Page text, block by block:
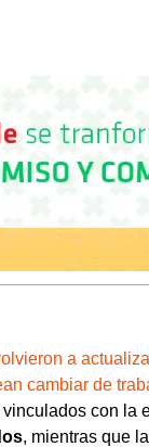
a
cambiar de
con la
, mientras que